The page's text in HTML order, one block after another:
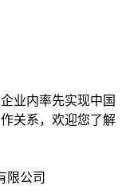
业内率先实现中国
关系，欢迎您了解
限公司